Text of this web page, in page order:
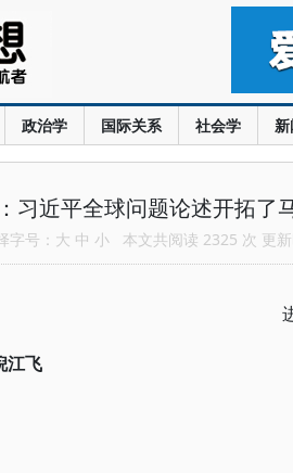
政治学 国际关系 社会学
习近平全球问题论述开拓了
字号： 大 中 小 本文共阅读 2325 次 更
江飞